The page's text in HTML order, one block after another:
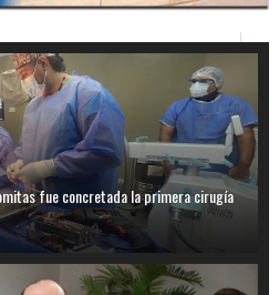
fue concretada la primera cirugía